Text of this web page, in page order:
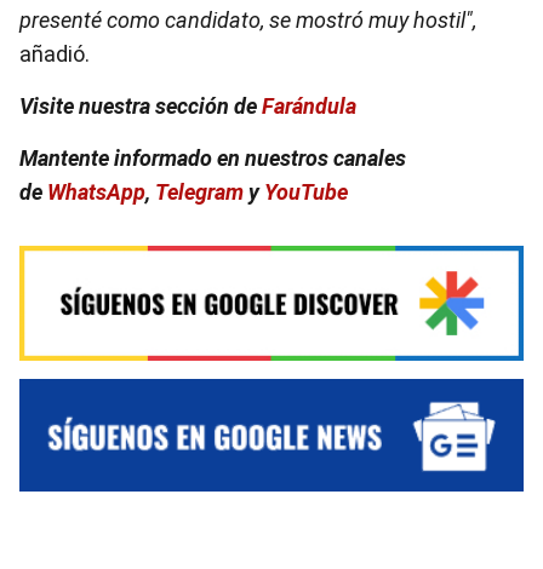
presenté como candidato, se mostró muy hostil",
añadió.
Visite nuestra sección deFarándula
Mantente informado en nuestros canales
de WhatsApp, TelegramyYouTube